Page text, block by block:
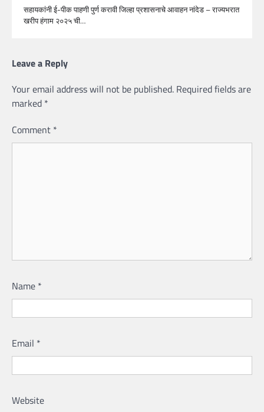
सहायकांनी ई-पीक पाहणी पुर्ण करावी जिल्‍हा प्रशासनाचे आवाहन नांदेड – राज्‍यभरात
खरीप हंगाम २०२५ ची…
Leave a Reply
Your email address will not be published. Required fields are
marked *
Comment *
Name *
Email *
Website